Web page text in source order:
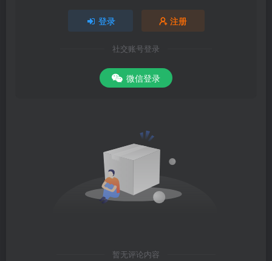
登录 注册
社交账号登录
微信登录
暂无评论内容